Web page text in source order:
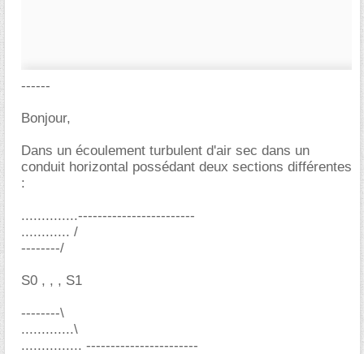
------
Bonjour,
Dans un écoulement turbulent d'air sec dans un
conduit horizontal possédant deux sections différentes
:
..............------------------------
............ /
--------/
S0 , , , S1
--------\
.............\
............... -----------------------